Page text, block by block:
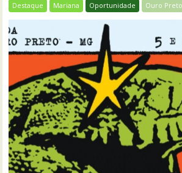
Destaque Mariana Oportunidade Ouro Preto